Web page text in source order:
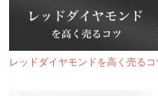
レッドダイヤモンドを高く売るコ